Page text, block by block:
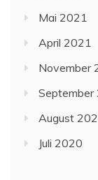
Mai 2021
April 2021
November
September
August
Juli 2020